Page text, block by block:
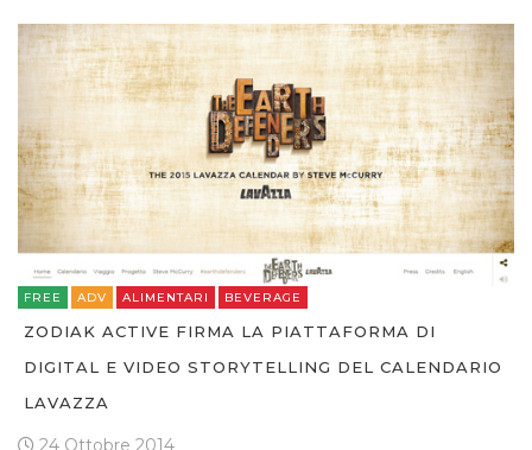
FREE ADV ALIMENTARI BEVERAGE
ZODIAK ACTIVE FIRMA LA PIATTAFORMA DI
DIGITAL E VIDEO STORYTELLING DEL CALENDARIO
LAVAZZA
24 Ottobre 2014